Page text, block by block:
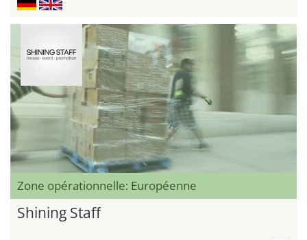
Zone opérationnelle: Européenne
Shining Staff